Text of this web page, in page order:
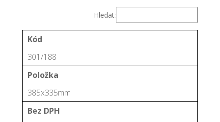
Hledat:
Kód
301/188
Položka
385x335mm
Bez DPH